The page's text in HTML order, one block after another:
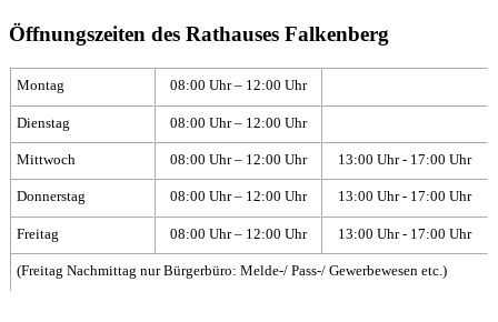
Öffnungszeiten des Rathauses Falkenberg
Montag 08:00 Uhr – 12:00 Uhr
Dienstag 08:00 Uhr – 12:00 Uhr
Mittwoch 08:00 Uhr – 12:00 Uhr 13:00 Uhr - 17:00 Uhr
Donnerstag 08:00 Uhr – 12:00 Uhr 13:00 Uhr - 17:00 Uhr
Freitag 08:00 Uhr – 12:00 Uhr 13:00 Uhr - 17:00 Uhr
(Freitag Nachmittag nur Bürgerbüro: Melde-/ Pass-/ Gewerbewesen etc.)